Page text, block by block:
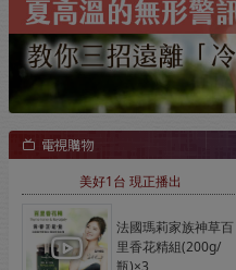
法國瑪莉家族神草百
里香花精組(200g/